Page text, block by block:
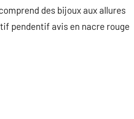
des bijoux aux allures
pendentif avis en nacre rouge